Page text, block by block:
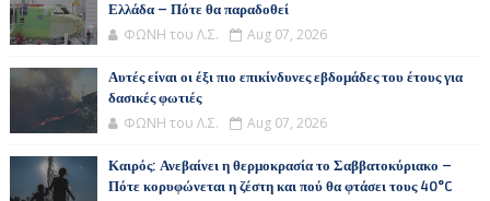
Ελλάδα – Πότε θα παραδοθεί
ΦΩΝΗ του Λ.Σ. Aug 07, 2026
Αυτές είναι οι έξι πιο επικίνδυνες εβδομάδες του έτους για
δασικές φωτιές
ΦΩΝΗ του Λ.Σ. Aug 07, 2026
Καιρός: Ανεβαίνει η θερμοκρασία το Σαββατοκύριακο –
Πότε κορυφώνεται η ζέστη και πού θα φτάσει τους 40°C